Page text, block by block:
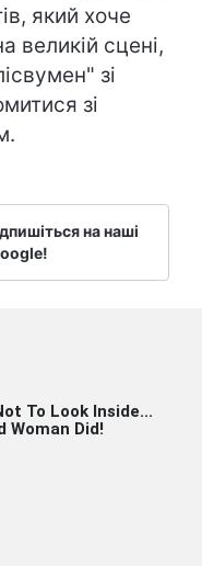
який хоче
великій сцені,
зі
зі
на наші